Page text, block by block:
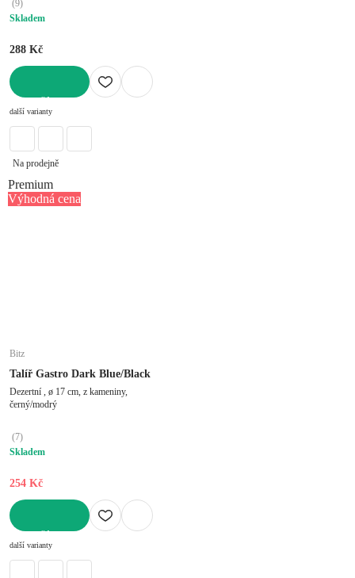
(9)
Skladem
288 Kč
další varianty
Na prodejně
Premium
Výhodná cena
Bitz
Talíř Gastro Dark Blue/Black
Dezertní , ø 17 cm, z kameniny,
černý/modrý
(7)
Skladem
254 Kč
další varianty